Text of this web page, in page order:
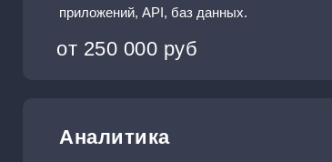
от 250 000 руб
Аналитика
приложений, API, баз данных.